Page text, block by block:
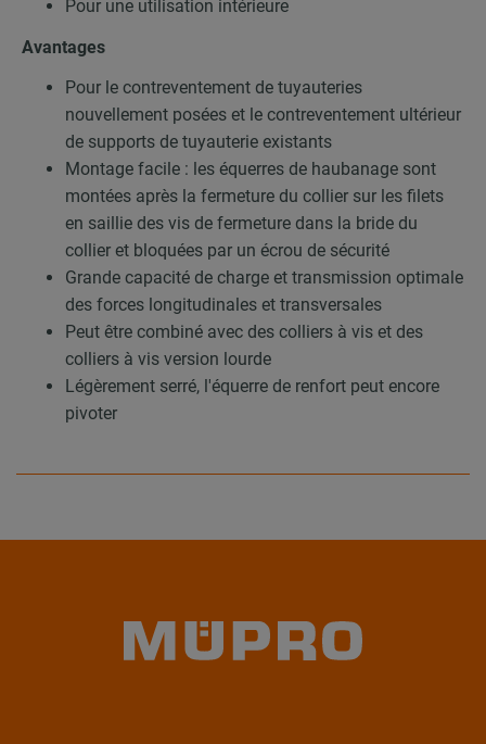
Pour une utilisation intérieure
Avantages
Pour le contreventement de tuyauteries
nouvellement posées et le contreventement ultérieur
de supports de tuyauterie existants
Montage facile : les équerres de haubanage sont
montées après la fermeture du collier sur les filets
en saillie des vis de fermeture dans la bride du
collier et bloquées par un écrou de sécurité
Grande capacité de charge et transmission optimale
des forces longitudinales et transversales
Peut être combiné avec des colliers à vis et des
colliers à vis version lourde
Légèrement serré, l'équerre de renfort peut encore
pivoter